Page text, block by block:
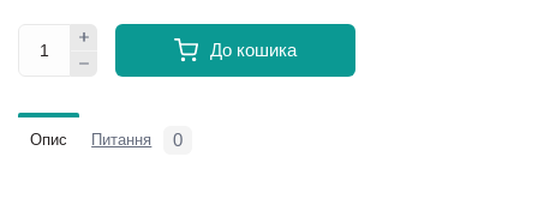
До кошика
Опис Питання 0